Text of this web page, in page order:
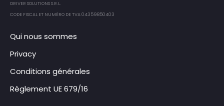
DRIVER SOLUTIONS S.R.L.
CODE FISCAL ET NUMÉRO DE TVA 04359850403
Qui nous sommes
Privacy
Conditions générales
Règlement UE 679/16